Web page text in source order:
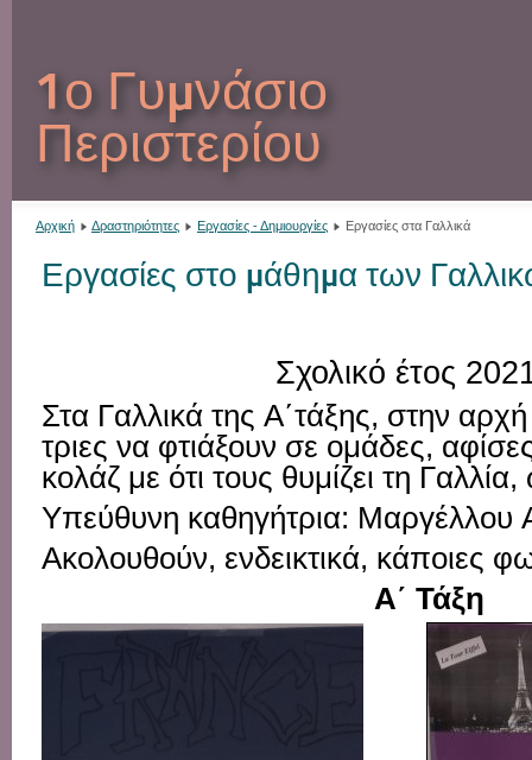
1ο Γυμνάσιο
Περιστερίου
Αρχική Δραστηριότητες Εργασίες - Δημιουργίες Εργασίες στα Γαλλικά
Εργασίες στο μάθημα των
Σχολικό έτος
Στα Γαλλικά της Α΄τάξης, στην
τριες να φτιάξουν σε ομάδες,
κολάζ με ότι τους θυμίζει τη Γαλλία,
Υπεύθυνη καθηγήτρια: Μαργέλλου
Ακολουθούν, ενδεικτικά, κάποιες
Α΄ Τάξη